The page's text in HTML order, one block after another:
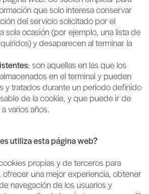
que solo interesa conservar
del servicio solicitado por el
sola ocasión (por ejemplo, una lista de
y desaparecen al terminar la
: son aquellas en las que los
en el terminal y pueden
y tratados durante un periodo definido
de la cookie, y que puede ir de
varios años.
utiliza esta página web?
propias y de terceros para
ofrecer una mejor experiencia, obtener
navegación de los usuarios y